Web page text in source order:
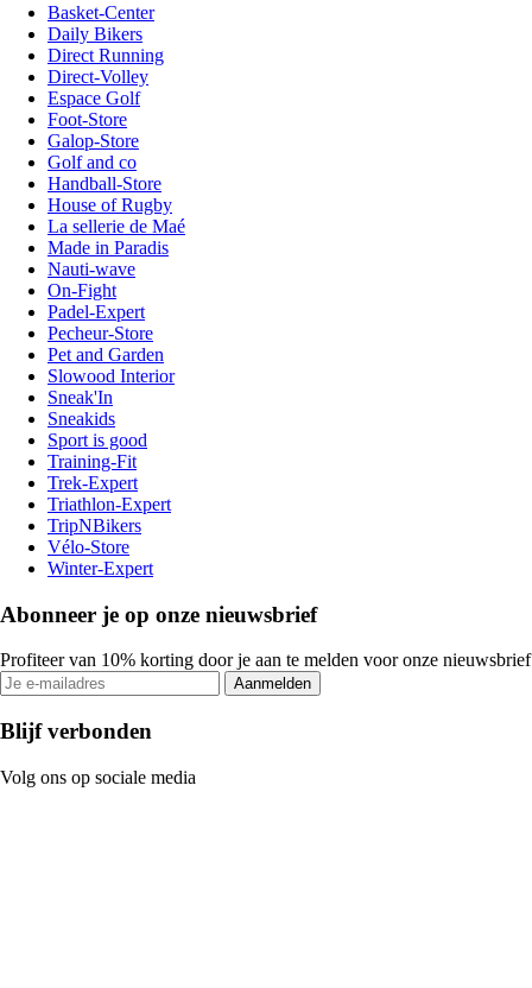
Basket-Center
Daily Bikers
Direct Running
Direct-Volley
Espace Golf
Foot-Store
Galop-Store
Golf and co
Handball-Store
House of Rugby
La sellerie de Maé
Made in Paradis
Nauti-wave
On-Fight
Padel-Expert
Pecheur-Store
Pet and Garden
Slowood Interior
Sneak'In
Sneakids
Sport is good
Training-Fit
Trek-Expert
Triathlon-Expert
TripNBikers
Vélo-Store
Winter-Expert
Abonneer je op onze nieuwsbrief
Profiteer van 10% korting door je aan te melden voor onze nieuwsbrief
Aanmelden
Blijf verbonden
Volg ons op sociale media